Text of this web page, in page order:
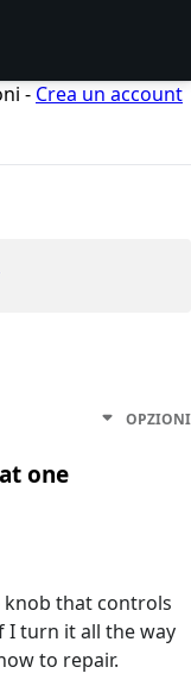
- Crea un account
OPZIONI
one
knob that controls
I turn it all the way
to repair.